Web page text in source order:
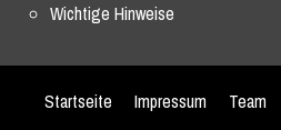
Wichtige Hinweise
Startseite Impressum Team